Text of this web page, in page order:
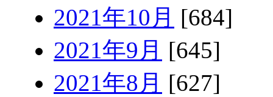
2021年10月 [684]
2021年9月 [645]
2021年8月 [627]